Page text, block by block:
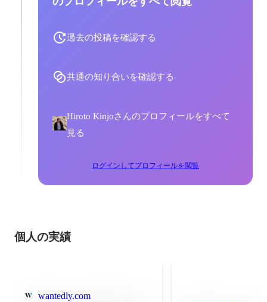
過去の投稿を確認する
共通の知り合いを確認する
Hiroto Kinjoさんのプロフィールをすべて
見る
ログインしてプロフィールを閲覧
個人の実績
wantedly.com